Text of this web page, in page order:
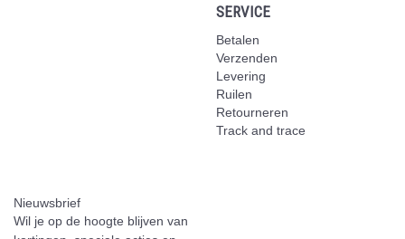
SERVICE
Betalen
Verzenden
Levering
Ruilen
Retourneren
Track and trace
Nieuwsbrief
Wil je op de hoogte blijven van